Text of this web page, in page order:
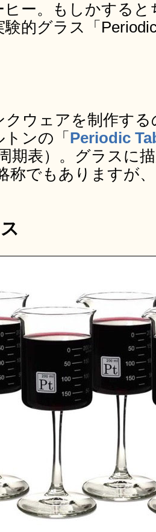
ヒー。もしかする
的グラス「
クウェアを制作す
ンの「 Periodic
期表）。グラスに
称でもありますが